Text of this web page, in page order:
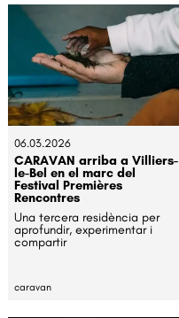
06.03.2026
CARAVAN arriba a Villiers-
le-Bel en el marc del
Festival Premières
Rencontres
Una tercera residència per
aprofundir, experimentar i
compartir
caravan